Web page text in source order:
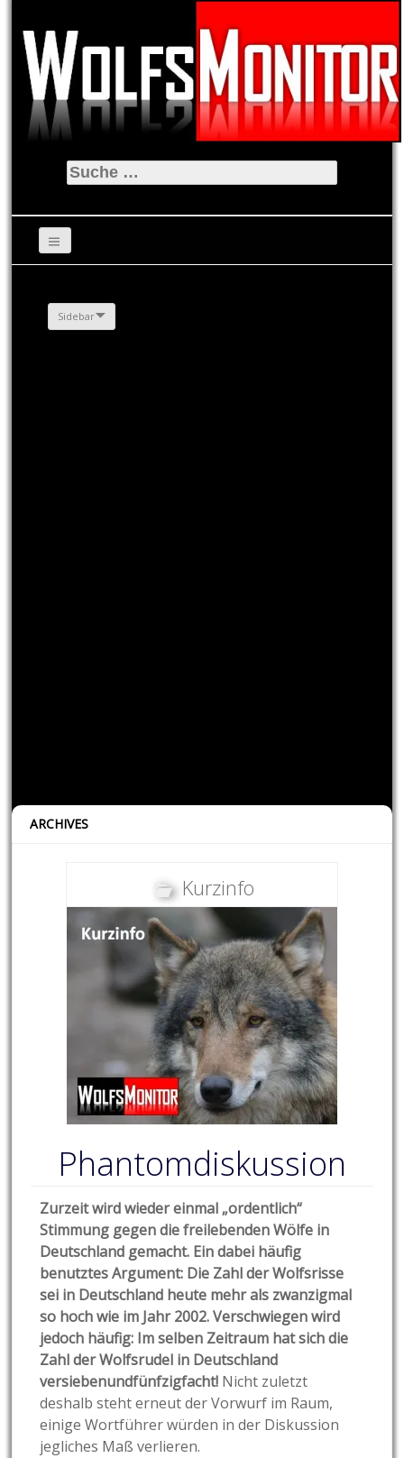
Suche
nach:
Sidebar
ARCHIVES
Kurzinfo
Phantomdiskussion
Zurzeit wird wieder einmal „ordentlich“
Stimmung gegen die freilebenden Wölfe in
Deutschland gemacht. Ein dabei häufig
benutztes Argument: Die Zahl der Wolfsrisse
sei in Deutschland heute mehr als zwanzigmal
so hoch wie im Jahr 2002. Verschwiegen wird
jedoch häufig: Im selben Zeitraum hat sich die
Zahl der Wolfsrudel in Deutschland
versiebenundfünfzigfacht! Nicht zuletzt
deshalb steht erneut der Vorwurf im Raum,
einige Wortführer würden in der Diskussion
jegliches Maß verlieren.